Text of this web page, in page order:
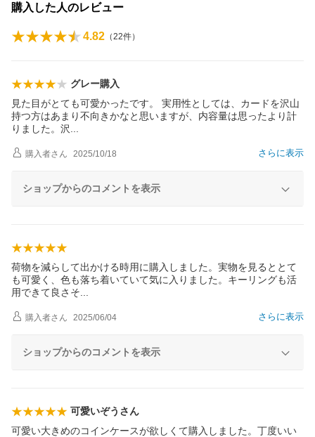
購入した人のレビュー
4.82 （22件）
グレー購入
見た目がとても可愛かったです。 実用性としては、カードを沢山
持つ方はあまり不向きかなと思いますが、内容量は思ったより計
りました。 沢
さらに表示
購入者さん 2025/10/18
ショップからのコメントを表示
荷物を減らして出かける時用に購入しました。実物を見るととて
も可愛く、色も落ち着いていて気に入りました。キーリングも活
用できて良さ そ
さらに表示
購入者さん 2025/06/04
ショップからのコメントを表示
可愛いぞうさん
可愛い大きめのコインケースが欲しくて購入しました。丁度いい